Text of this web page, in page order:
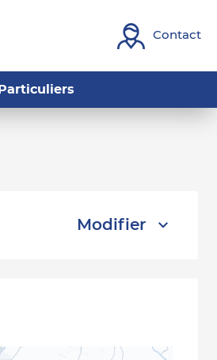
Contact
Particuliers
Modifier